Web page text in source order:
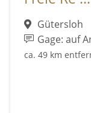
Gütersloh
Gage: auf
ca. 49 km